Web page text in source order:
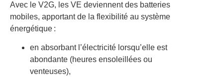
Avec le V2G, les VE deviennent des batteries
mobiles, apportant de la flexibilité au système
énergétique :
en absorbant l’électricité lorsqu’elle est
abondante (heures ensoleillées ou
venteuses),